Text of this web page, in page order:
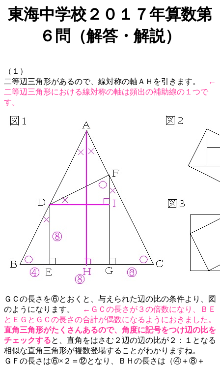
東海中学校２０１７年算数第
６問（解答・解説）
（１）
二等辺三角形があるので、線対称の軸ＡＨを引きます。
←
二等辺三角形における線対称の軸は頻出の補助線の１つで
す。
ＧＣの長さを⑥とおくと、与えられた辺の比の条件より、図
のようになります。
←ＧＣの長さが３の倍数になり、ＢＥ
とＥＧとＧＣの長さの合計が偶数になるようにおきました。
直角三角形がたくさんあるので、角度に記号をつけ辺の比を
チェックすると、直角をはさむ２辺の辺の比が２：１となる
相似な直角三角形が複数登場することがわかりますね。
ＧＦの長さは⑥×２＝⑫となり、ＢＨの長さは（④＋⑧＋